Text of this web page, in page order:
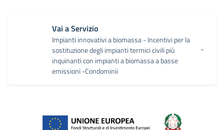
Vai a Servizio
Impianti innovativi a biomassa - Incentivi per la
sostituzione degli impianti termici civili più
inquinanti con impianti a biomassa a basse
emissioni -Condominii